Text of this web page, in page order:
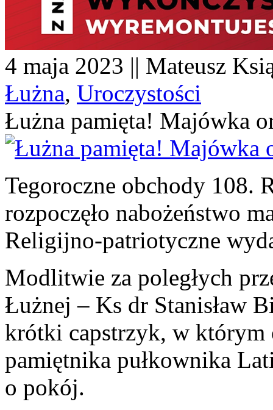
4 maja 2023 || Mateusz
Łużna, Uroczystości
Łużna pamięta! Majówka
Tegoroczne obchody 108.
rozpoczęło nabożeństwo
Religijno-patriotyczne
Modlitwie za poległych
Łużnej – Ks dr Stanisław
krótki capstrzyk, w którym
pamiętnika pułkownika
o pokój.